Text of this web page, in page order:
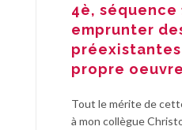
4è, séquence
emprunter
propre
Tout le mérite de
à mon collègue